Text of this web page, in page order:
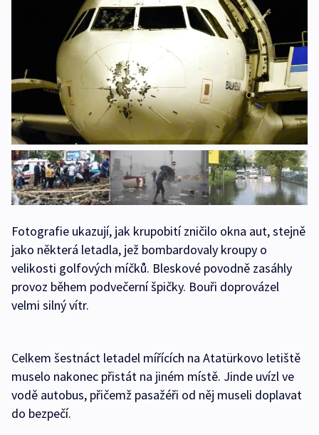
Fotografie ukazují, jak krupobití zničilo okna aut, stejně
jako některá letadla, jež bombardovaly kroupy o
velikosti golfových míčků. Bleskové povodně zasáhly
provoz během podvečerní špičky. Bouři doprovázel
velmi silný vítr.
Celkem šestnáct letadel mířících na Atatürkovo letiště
muselo nakonec přistát na jiném místě. Jinde uvízl ve
vodě autobus, přičemž pasažéři od něj museli doplavat
do bezpečí.